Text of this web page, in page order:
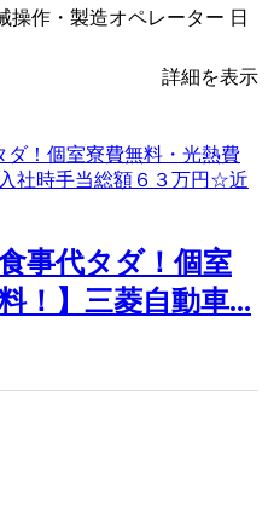
操作・製造オペレーター 日
詳細を表示
事代タダ！個室
！】三菱自動車...